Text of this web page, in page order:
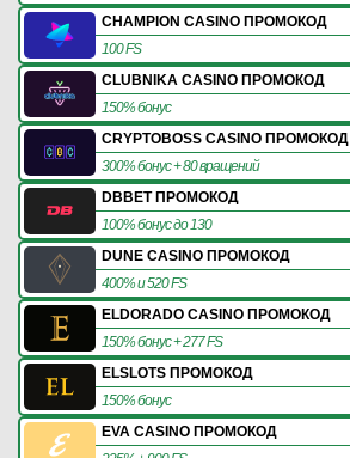
CHAMPION CASINO ПРОМОКОД
100 FS
CLUBNIKA CASINO ПРОМОКОД
150% бонус
CRYPTOBOSS CASINO ПРОМОКОД
300% бонус + 80 вращений
DBBET ПРОМОКОД
100% бонус до 130
DUNE CASINO ПРОМОКОД
400% и 520 FS
ELDORADO CASINO ПРОМОКОД
150% бонус + 277 FS
ELSLOTS ПРОМОКОД
150% бонус
EVA CASINO ПРОМОКОД